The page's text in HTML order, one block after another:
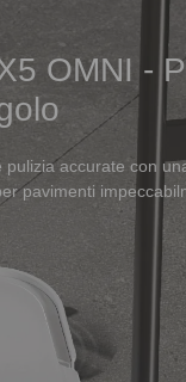
OMNI -
accurate con
pavimenti